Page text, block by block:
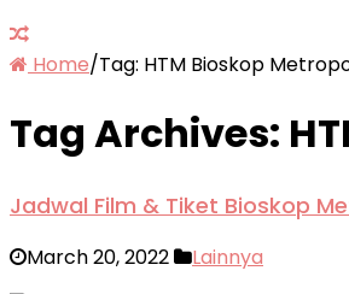
Home/Tag: HTM Bioskop
Tag Archives:
Jadwal Film & Tiket Bioskop
March 20, 2022 Lainnya